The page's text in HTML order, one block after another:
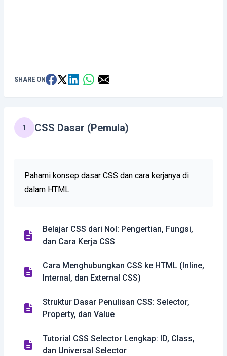
SHARE ON
1 CSS Dasar (Pemula)
Pahami konsep dasar CSS dan cara kerjanya di
dalam HTML
Belajar CSS dari Nol: Pengertian, Fungsi,
dan Cara Kerja CSS
Cara Menghubungkan CSS ke HTML (Inline,
Internal, dan External CSS)
Struktur Dasar Penulisan CSS: Selector,
Property, dan Value
Tutorial CSS Selector Lengkap: ID, Class,
dan Universal Selector